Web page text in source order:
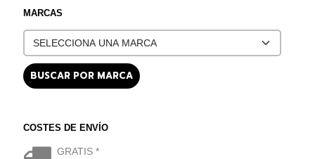
MARCAS
COSTES DE ENVÍO
GRATIS *